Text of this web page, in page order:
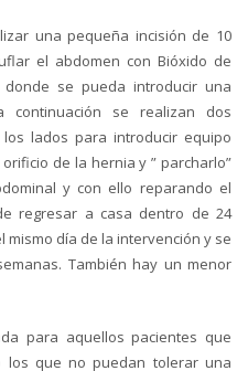
una pequeña incisión de 10
el abdomen con Bióxido de
se pueda introducir una
se realizan dos
lados para introducir equipo
de la hernia y ” parcharlo”
y con ello reparando el
regresar a casa dentro de 24
mismo día de la intervención y se
También hay un menor
para aquellos pacientes que
los que no puedan tolerar una